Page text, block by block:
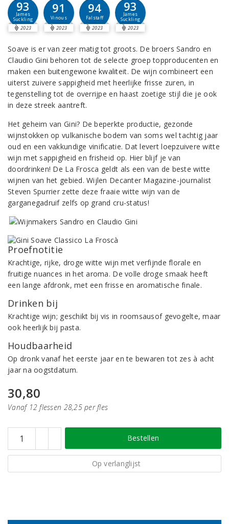
93
James
Suckling
2023
91
Vinous
2023
94
Falstaff
2023
93
James
Suckling
2023
Soave is er van zeer matig tot groots. De broers Sandro en
Claudio Gini behoren tot de selecte groep topproducenten en
maken een buitengewone kwaliteit. De wijn combineert een
uiterst zuivere sappigheid met heerlijke frisse zuren, in
tegenstelling tot de overrijpe en haast zoetige stijl die je ook
in deze streek aantreft.
Het geheim van Gini? De beperkte productie, gezonde
wijnstokken op vulkanische bodem van soms wel tachtig jaar
oud en een vakkundige vinificatie. Dat levert loepzuivere witte
wijn met sappigheid en frisheid op. Hier blijf je van
doordrinken! De La Frosca geldt als een van de beste witte
wijnen van het gebied. Wijlen Decanter Magazine-journalist
Steven Spurrier zette deze fraaie witte wijn van de
garganegadruif zelfs op grand cru-status!
Proefnotitie
Krachtige, rijke, droge witte wijn met verfijnde florale en
fruitige nuances in het aroma. De volle droge smaak heeft
een lange afdronk, met een frisse en aromatische finale.
Drinken bij
Krachtige wijn; geschikt bij vis in roomsausof gevogelte, maar
ook heerlijk bij pasta.
Houdbaarheid
Op dronk vanaf het eerste jaar en te bewaren tot zes à acht
jaar na oogstdatum.
30,80
Vanaf 12 flessen 28,25 per fles
Bestellen
Op verlanglijst